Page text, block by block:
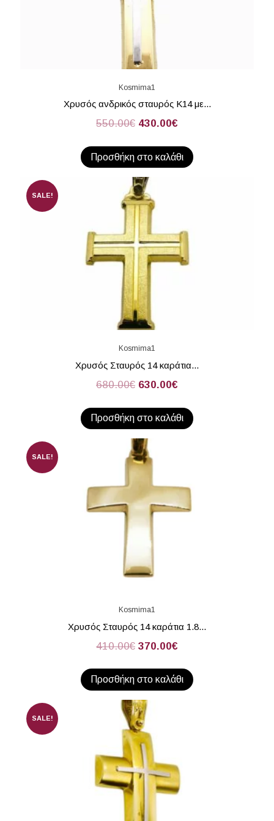
Kosmima1
Χρυσός ανδρικός σταυρός Κ14 με...
550.00€ 430.00€
Προσθήκη στο καλάθι
SALE!
Kosmima1
Χρυσός Σταυρός 14 καράτια...
680.00€ 630.00€
Προσθήκη στο καλάθι
SALE!
Kosmima1
Χρυσός Σταυρός 14 καράτια 1.8...
410.00€ 370.00€
Προσθήκη στο καλάθι
SALE!